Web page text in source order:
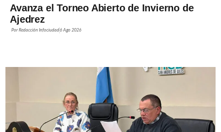
Avanza el Torneo Abierto de Invierno de
Ajedrez
PorRedacción Infociudad6 Ago 2026